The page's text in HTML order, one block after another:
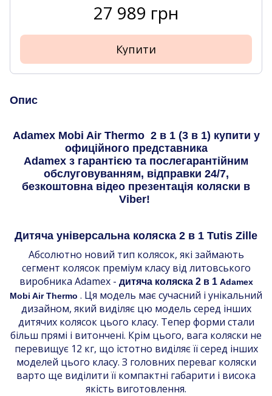
27 989 грн
Купити
Опис
Adamex Mobi Air Thermo 2 в 1 (3 в 1) купити у
офиційного представника
Adamex з гарантією та послегарантійним
обслуговуванням, відправки 24/7,
безкоштовна відео презентація коляски в
Viber!
Дитяча універсальна коляска 2 в 1 Tutis Zille
Абсолютно новий тип колясок, які займають
сегмент колясок преміум класу від литовського
виробника Adamex - дитяча коляска 2 в 1 Adamex
Mobi Air Thermo . Ця модель має сучасний і унікальний
дизайном, який виділяє цю модель серед інших
дитячих колясок цього класу. Тепер форми стали
більш прямі і витончені. Крім цього, вага коляски не
перевищує 12 кг, що істотно виділяє її серед інших
моделей цього класу. З головних переваг коляски
варто ще виділити її компактні габарити і висока
якість виготовлення.